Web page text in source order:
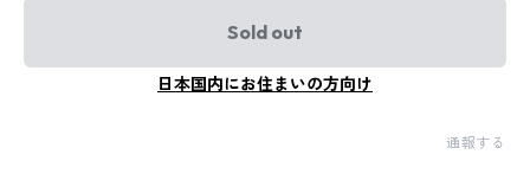
Sold out
日本国内にお住まいの方向け
通報する